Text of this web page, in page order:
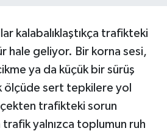
kalabalıklaştıkça trafikteki
hale geliyor. Bir korna sesi,
ya da küçük bir sürüş
ölçüde sert tepkilere yol
trafikteki sorun
yalnızca toplumun ruh